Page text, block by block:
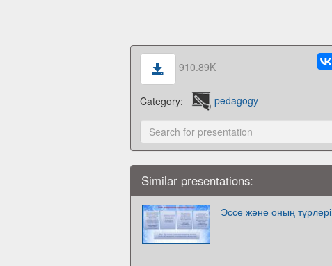
910.89K
Category: pedagogy
Similar presentations:
Эссе және оның түрлері